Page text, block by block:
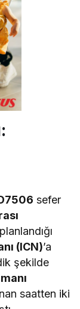
sefer
(ICN)’a
şekilde
saatten iki